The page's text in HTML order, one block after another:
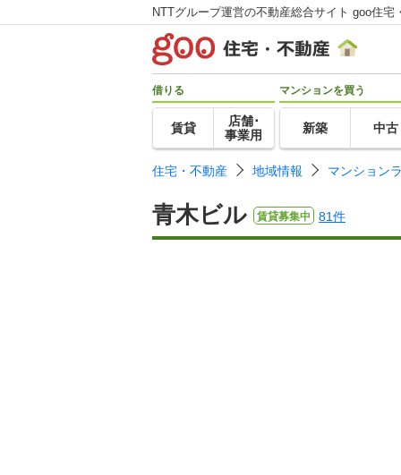
NTTグループ運営の不動産総合サイト goo住宅
借りる
賃貸
店舗･
事業用
マンションを買う
新築 中古
住宅・不動産 地域情報 マンション
青木ビル 賃貸募集中 81件